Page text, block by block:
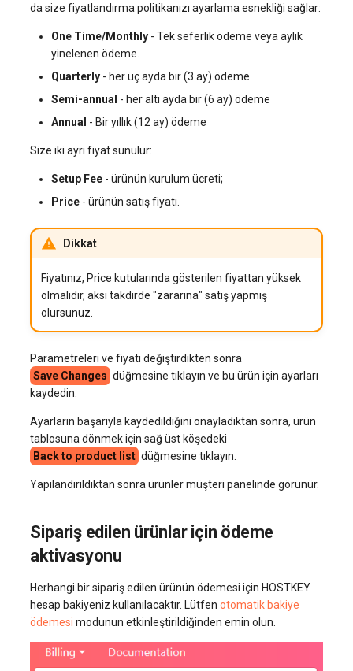
da size fiyatlandırma politikanızı ayarlama esnekliği sağlar:
One Time/Monthly- Tek seferlik ödeme veya aylık
yinelenen ödeme.
Quarterly- her üç ayda bir (3 ay) ödeme
Semi-annual - her altı ayda bir (6 ay) ödeme
Annual - Bir yıllık (12 ay) ödeme
Size iki ayrı fiyat sunulur:
Setup Fee- ürünün kurulum ücreti;
Price- ürünün satış fiyatı.
Dikkat
Fiyatınız, Price kutularında gösterilen fiyattan yüksek
olmalıdır, aksi takdirde "zararına" satış yapmış
olursunuz.
Parametreleri ve fiyatı değiştirdikten sonra
Save Changes düğmesine tıklayın ve bu ürün için ayarları
kaydedin.
Ayarların başarıyla kaydedildiğini onayladıktan sonra, ürün
tablosuna dönmek için sağ üst köşedeki
Back to product list düğmesine tıklayın.
Yapılandırıldıktan sonra ürünler müşteri panelinde görünür.
Sipariş edilen ürünlar için ödeme
aktivasyonu
Herhangi bir sipariş edilen ürünün ödemesi için HOSTKEY
hesap bakiyeniz kullanılacaktır. Lütfenotomatik bakiye
ödemesi modunun etkinleştirildiğinden emin olun.